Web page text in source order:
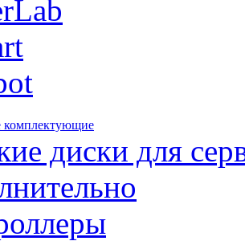
комплектующие
диски для